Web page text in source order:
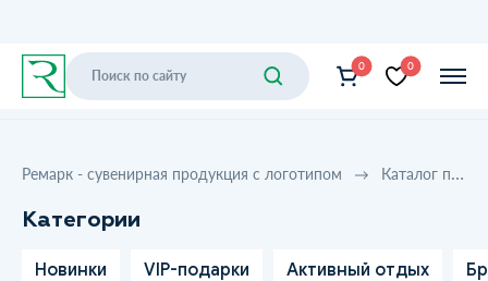
0 0
Ремарк - сувенирная продукция с логотипом Каталог продукции
Категории
Новинки VIP-подарки Активный отдых